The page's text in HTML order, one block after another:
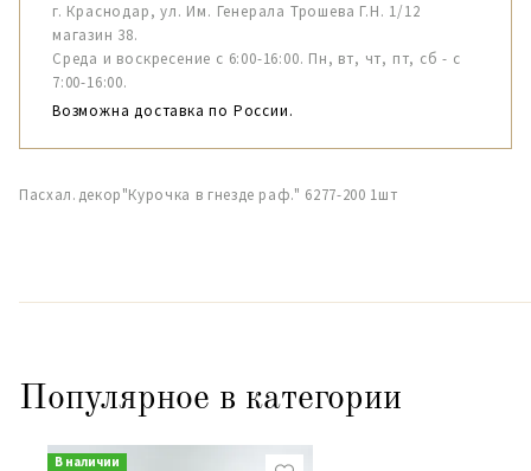
г. Краснодар, ул. Им. Генерала Трошева Г.Н. 1/12
магазин 38.
Среда и воскресение с 6:00-16:00. Пн, вт, чт, пт, сб - с
7:00-16:00.
Возможна доставка по России.
Пасхал.декор"Курочка в гнезде раф." 6277-200 1шт
Популярное в категории
В наличии